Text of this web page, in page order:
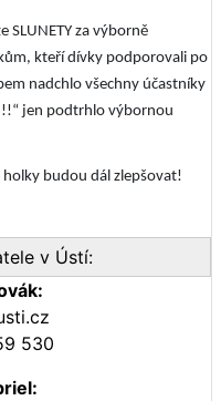
za výborně
kteří dívky podporovali po
nadchlo všechny účastníky
jen podtrhlo výbornou
holky budou dál zlepšovat!
v Ústí:
530